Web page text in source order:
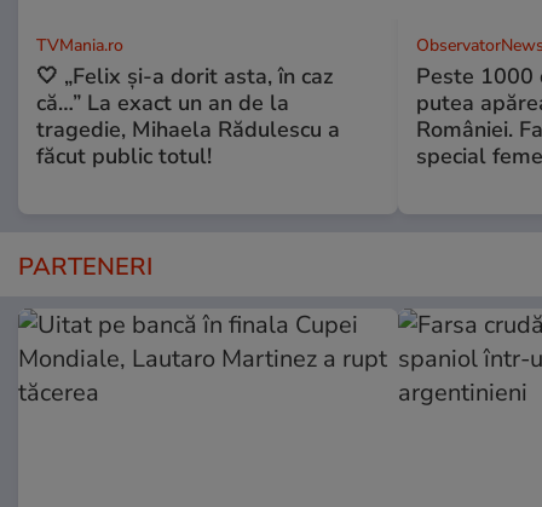
TVMania.ro
🤍 „Felix și-a dorit asta, în caz
că…” La exact un an de la
tragedie, Mihaela Rădulescu a
făcut public totul!
Peste 1000
putea
României.
special
PARTENERI